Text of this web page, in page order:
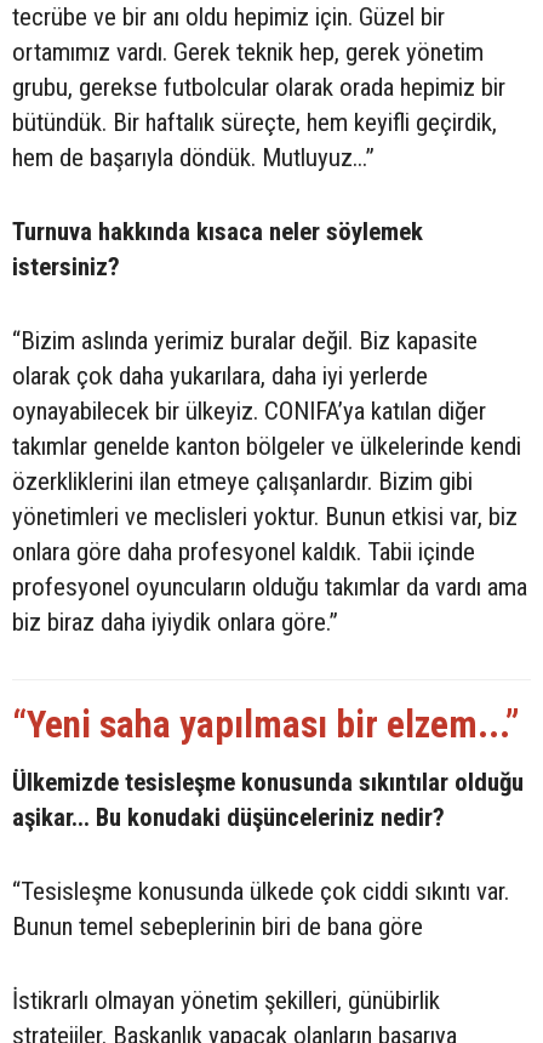
tecrübe ve bir anı oldu hepimiz için. Güzel bir
ortamımız vardı. Gerek teknik hep, gerek yönetim
grubu, gerekse futbolcular olarak orada hepimiz bir
bütündük. Bir haftalık süreçte, hem keyifli geçirdik,
hem de başarıyla döndük. Mutluyuz...”
Turnuva hakkında kısaca neler söylemek
istersiniz?
“Bizim aslında yerimiz buralar değil. Biz kapasite
olarak çok daha yukarılara, daha iyi yerlerde
oynayabilecek bir ülkeyiz. CONIFA’ya katılan diğer
takımlar genelde kanton bölgeler ve ülkelerinde kendi
özerkliklerini ilan etmeye çalışanlardır. Bizim gibi
yönetimleri ve meclisleri yoktur. Bunun etkisi var, biz
onlara göre daha profesyonel kaldık. Tabii içinde
profesyonel oyuncuların olduğu takımlar da vardı ama
biz biraz daha iyiydik onlara göre.”
“Yeni saha yapılması bir elzem...”
Ülkemizde tesisleşme konusunda sıkıntılar olduğu
aşikar... Bu konudaki düşünceleriniz nedir?
“Tesisleşme konusunda ülkede çok ciddi sıkıntı var.
Bunun temel sebeplerinin biri de bana göre
İstikrarlı olmayan yönetim şekilleri, günübirlik
stratejiler. Başkanlık yapacak olanların başarıya